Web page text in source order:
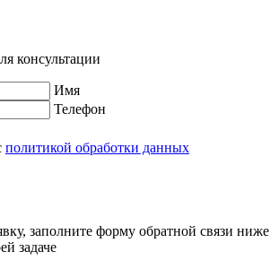
консультации
Имя
Телефон
политикой обработки данных
заполните форму обратной связи ниже
задаче